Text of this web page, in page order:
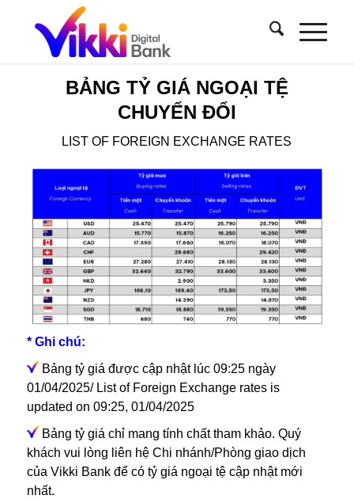
BẢNG TỶ GIÁ NGOẠI TỆ
CHUYỂN ĐỔI
LIST OF FOREIGN EXCHANGE RATES
* Ghi chú:
Bảng tỷ giá được cập nhật lúc 09:25 ngày
01/04/2025/ List of Foreign Exchange rates is
updated on 09:25, 01/04/2025
Bảng tỷ giá chỉ mang tính chất tham khảo. Quý
khách vui lòng liên hệ Chi nhánh/Phòng giao dịch
của Vikki Bank để có tỷ giá ngoại tệ cập nhật mới
nhất.